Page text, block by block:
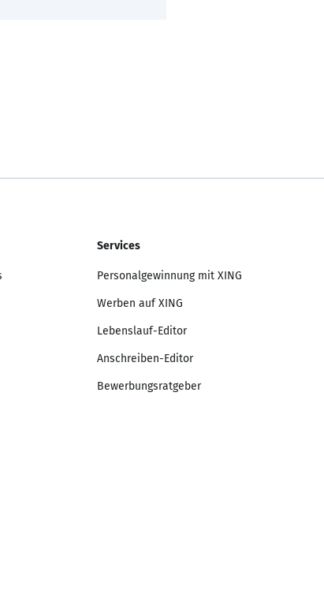
Services
Personalgewinnung mit XING
Werben auf XING
Lebenslauf-Editor
Anschreiben-Editor
Bewerbungsratgeber